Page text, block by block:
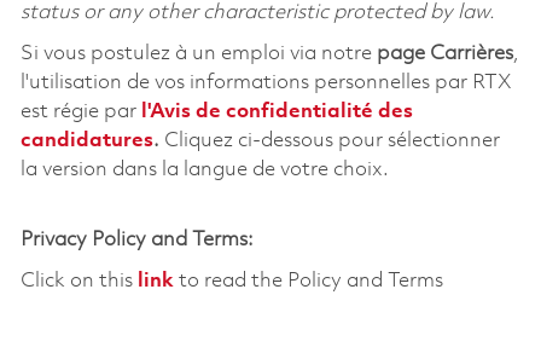
status or any other characteristic protected by law.
Si vous postulez à un emploi via notre page Carrières,
l'utilisation de vos informations personnelles par RTX
est régie par l'Avis de confidentialité des
candidatures. Cliquez ci-dessous pour sélectionner
la version dans la langue de votre choix.
Privacy Policy and Terms:
Click on this linkto read the Policy and Terms